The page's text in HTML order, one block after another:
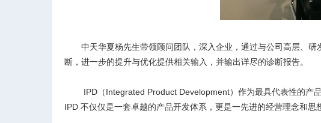
中天华夏杨先生带领顾问团队，深入企业，通过与公司高层、研
断，进一步的提升与优化提供相关输入，并输出详尽的诊断报告。
IPD （Integrated Product Development）作为最具代表性的产
IPD 不仅仅是一套卓越的产品开发体系，更是一先进的经营理念和